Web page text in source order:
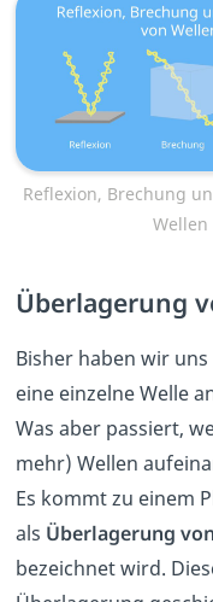
Reflexion, Brechung
Wellen
Überlagerung
Bisher haben wir
eine einzelne Welle
Was aber passiert,
mehr) Wellen
Es kommt zu einem
als Überlagerung
bezeichnet wird.